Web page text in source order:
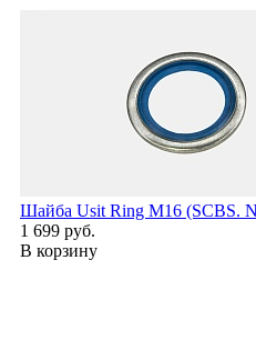
Шайба Usit Ring M16 (SCBS.
1 699 руб.
В корзину